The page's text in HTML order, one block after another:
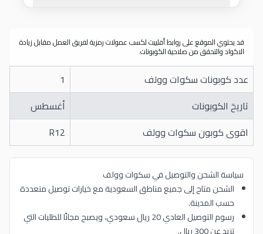
قد يحتوي الموقع على روابط أفلييت لكسب عمولات رمزية لفريق العمل مقابل زيادة
الاكواد والتحقق من صلاحية الكوبونات.
عدد كوبونات سكوات وولف
1
تاريخ الكوبونات
أغسطس
اقوى كوبون سكوات وولف
R12
سياسة الشحن والتوصيل في سكوات وولف
الشحن متاح إلى جميع مناطق السعودية مع خيارات توصيل متعددة
حسب المدينة.
رسوم التوصيل العادي 20 ريال سعودي، ويصبح مجانًا للطلبات التي